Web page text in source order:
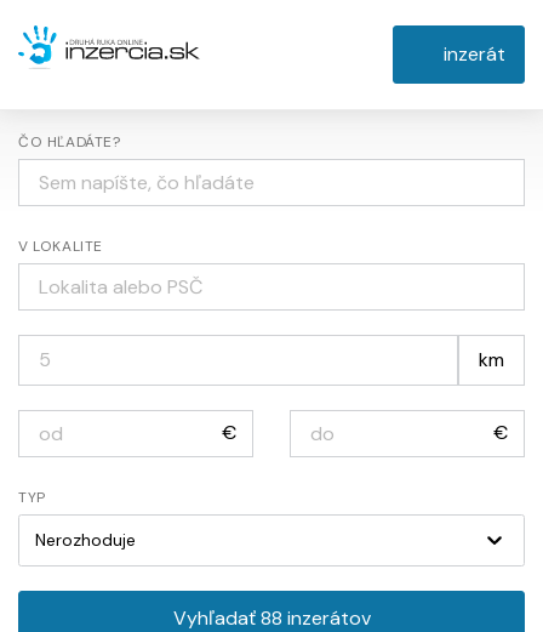
inzerát
ČO HĽADÁTE?
V LOKALITE
km
€ €
TYP
Nerozhoduje
Vyhľadať88 inzerátov